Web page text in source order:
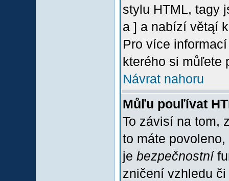
stylu HTML, tagy
a ] a nabízí větąí
Pro více
kterého si můľete
Návrat nahoru
Můľu pouľívat
To závisí na tom,
to máte
je bezpečnostní
zničení vzhledu